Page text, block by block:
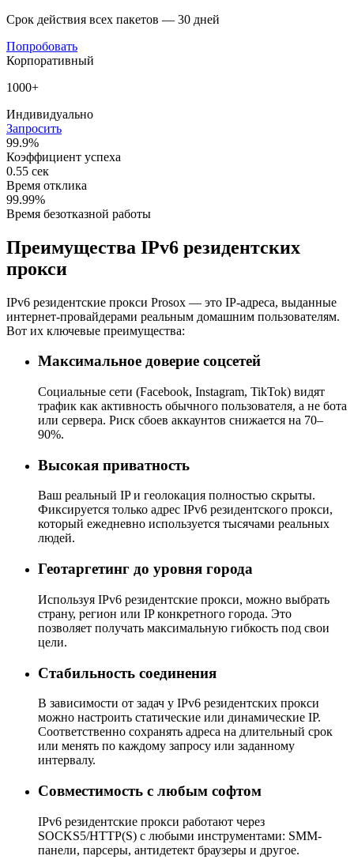
Срок действия всех пакетов — 30 дней
Попробовать
Корпоративный
1000+
Индивидуально
Запросить
99.9%
Коэффициент успеха
0.55 сек
Время отклика
99.99%
Время безотказной работы
Преимущества IPv6 резидентских
прокси
IPv6 резидентские прокси Prosox — это IP-адреса, выданные
интернет-провайдерами реальным домашним пользователям.
Вот их ключевые преимущества:
Максимальное доверие соцсетей
Социальные сети (Facebook, Instagram, TikTok) видят
трафик как активность обычного пользователя, а не бота
или сервера. Риск сбоев аккаунтов снижается на 70–
90%.
Высокая приватность
Ваш реальный IP и геолокация полностью скрыты.
Фиксируется только адрес IPv6 резидентского прокси,
который ежедневно используется тысячами реальных
людей.
Геотаргетинг до уровня города
Используя IPv6 резидентские прокси, можно выбрать
страну, регион или IP конкретного города. Это
позволяет получать максимальную гибкость под свои
цели.
Стабильность соединения
В зависимости от задач у IPv6 резидентских прокси
можно настроить статические или динамические IP.
Соответственно сохранять адреса на длительный срок
или менять по каждому запросу или заданному
интервалу.
Совместимость с любым софтом
IPv6 резидентские прокси работают через
SOCKS5/HTTP(S) с любыми инструментами: SMM-
панели, парсеры, антидетект браузеры и другое.